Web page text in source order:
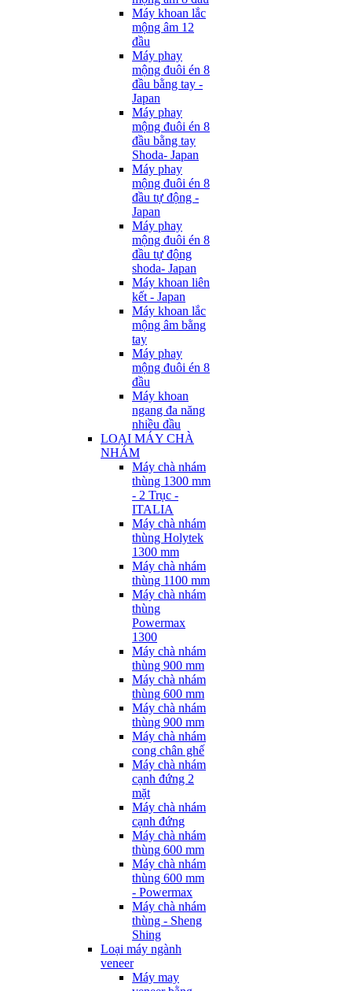
Máy khoan lắc
mộng âm 12
đầu
Máy phay
mộng đuôi én 8
đầu bằng tay -
Japan
Máy phay
mộng đuôi én 8
đầu bằng tay
Shoda- Japan
Máy phay
mộng đuôi én 8
đầu tự động -
Japan
Máy phay
mộng đuôi én 8
đầu tự động
shoda- Japan
Máy khoan liên
kết - Japan
Máy khoan lắc
mộng âm bằng
tay
Máy phay
mộng đuôi én 8
đầu
Máy khoan
ngang đa năng
nhiều đầu
LOẠI MÁY CHÀ
NHÁM
Máy chà nhám
thùng 1300 mm
- 2 Trục -
ITALIA
Máy chà nhám
thùng Holytek
1300 mm
Máy chà nhám
thùng 1100 mm
Máy chà nhám
thùng
Powermax
1300
Máy chà nhám
thùng 900 mm
Máy chà nhám
thùng 600 mm
Máy chà nhám
thùng 900 mm
Máy chà nhám
cong chân ghế
Máy chà nhám
cạnh đứng 2
mặt
Máy chà nhám
cạnh đứng
Máy chà nhám
thùng 600 mm
Máy chà nhám
thùng 600 mm
- Powermax
Máy chà nhám
thùng - Sheng
Shing
Loại máy ngành
veneer
Máy may